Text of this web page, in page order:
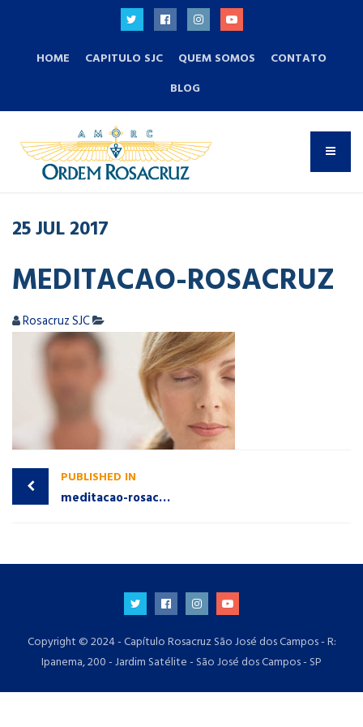
HOME CAPITULO SJC QUEM SOMOS
CONTATO
BLOG
25JUL2017
MEDITACAO-ROSACRUZ
Rosacruz SJC
PUBLISHED IN
meditacao-rosacruz
Copyright © 2024 - Capítulo Rosacruz São José dos Campos - R:
Ipanema, 200 - Jardim Satélite - São José dos Campos - SP